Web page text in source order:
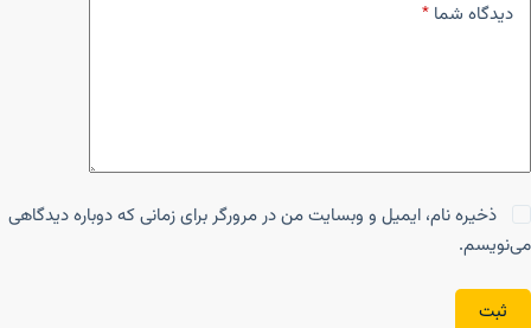
دیدگاه شما *
ذخیره نام، ایمیل و وبسایت من در مرورگر برای زمانی که دوباره دیدگاهی
می‌نویسم.
ثبت